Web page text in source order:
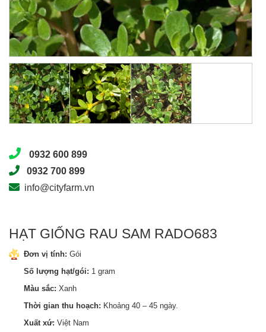
0932 600 899
0932 700 899
info@cityfarm.vn
HẠT GIỐNG RAU SAM RADO683
Đơn vị tính: Gói
Số lượng hạt/gói: 1 gram
Màu sắc: Xanh
Thời gian thu hoạch: Khoảng 40 – 45 ngày.
Xuất xứ: Việt Nam